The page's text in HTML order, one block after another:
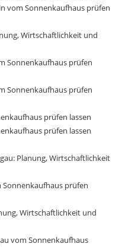
vom Sonnenkaufhaus prüfen
Wirtschaftlichkeit und
Sonnenkaufhaus prüfen
Sonnenkaufhaus prüfen
prüfen lassen
prüfen lassen
Planung, Wirtschaftlichkeit
prüfen
Wirtschaftlichkeit und
vom Sonnenkaufhaus